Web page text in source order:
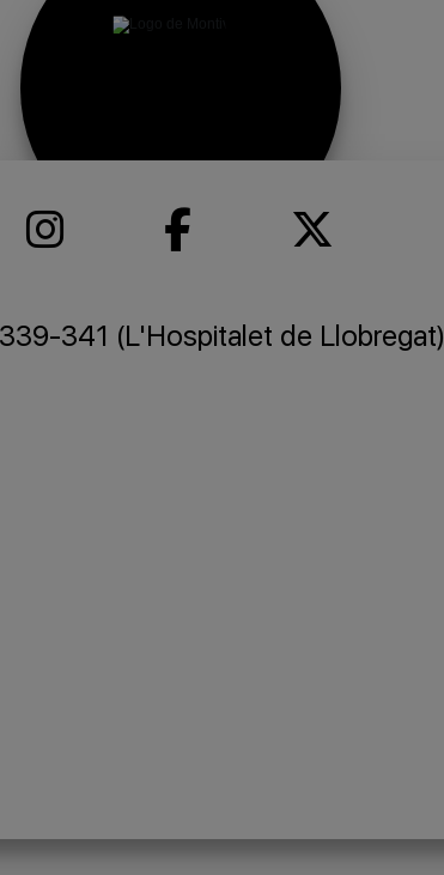
341 (L'Hospitalet de Llobregat)